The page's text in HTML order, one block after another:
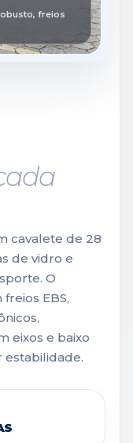
freios
cavalete de 28
de vidro e
O
EBS,
eixos e baixo
estabilidade.